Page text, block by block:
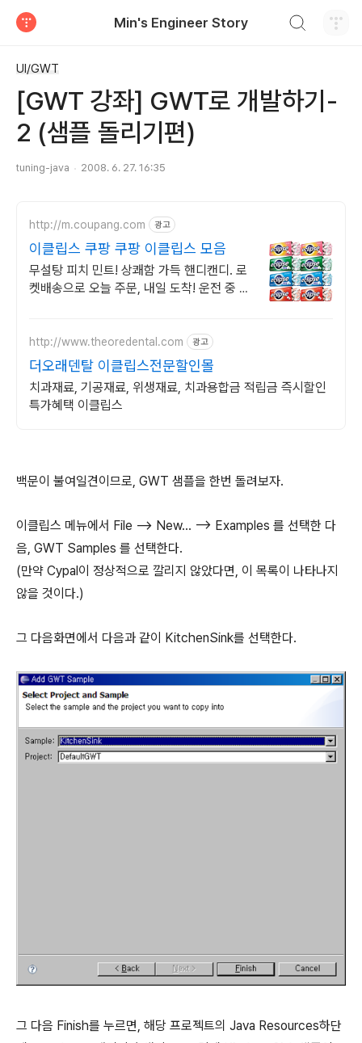
Min's Engineer Story
UI/GWT
[GWT 강좌] GWT로 개발하기-
2 (샘플 돌리기편)
tuning-java 2008. 6. 27. 16:35
http://m.coupang.com 광고
이클립스 쿠팡 쿠팡 이클립스 모음
무설탕 피치 민트! 상쾌함 가득 핸디캔디. 로
켓배송으로 오늘 주문, 내일 도착! 운전 중 졸
http://www.theoredental.com 광고
더오래덴탈 이클립스전문할인몰
치과재료, 기공재료, 위생재료, 치과용합금 적립금 즉시할인
특가혜택 이클립스
백문이 불여일견이므로, GWT 샘플을 한번 돌려보자.
이클립스 메뉴에서 File --> New... --> Examples 를 선택한 다
음, GWT Samples 를 선택한다.
(만약 Cypal이 정상적으로 깔리지 않았다면, 이 목록이 나타나지
않을 것이다.)
그 다음화면에서 다음과 같이 KitchenSink를 선택한다.
그 다음 Finish를 누르면, 해당 프로젝트의 Java Resources하단